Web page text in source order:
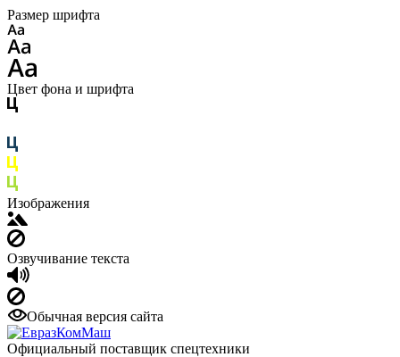
Размер шрифта
Цвет фона и шрифта
Изображения
Озвучивание текста
Обычная версия сайта
Официальный поставщик спецтехники